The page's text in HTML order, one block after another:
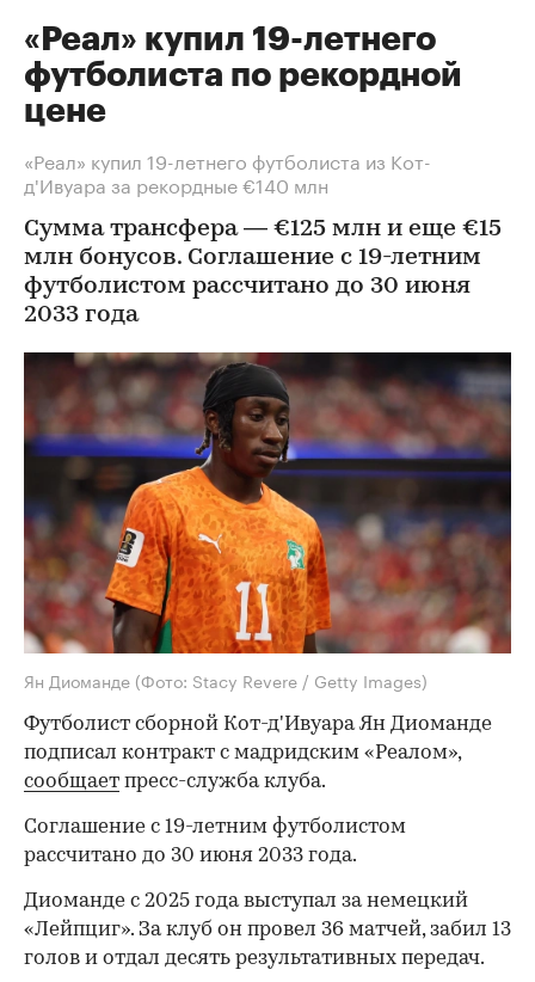
«Реал» купил 19-летнего
футболиста по рекордной
цене
«Реал» купил 19-летнего футболиста из Кот-
д'Ивуара за рекордные €140 млн
Сумма трансфера — €125 млн и еще €15
млн бонусов. Соглашение с 19-летним
футболистом рассчитано до 30 июня
2033 года
Ян Диоманде (Фото: Stacy Revere / Getty Images)
Футболист сборной Кот-д'Ивуара Ян Диоманде
подписал контракт с мадридским «Реалом»,
сообщает пресс-служба клуба.
Соглашение с 19-летним футболистом
рассчитано до 30 июня 2033 года.
Диоманде с 2025 года выступал за немецкий
«Лейпциг». За клуб он провел 36 матчей, забил 13
голов и отдал десять результативных передач.